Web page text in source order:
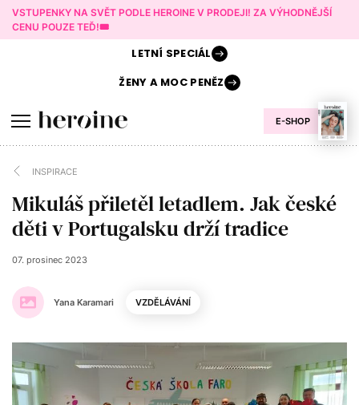
VSTUPENKY NA SVĚT PODLE HEROINE V PRODEJI! ZA VÝHODNĚJŠÍ
CENU POUZE TEĎ!🎟️
E-SHOP
LETNÍ SPECIÁL
ŽENY AMOC PENĚZ
INSPIRACE
Mikuláš přiletěl letadlem. Jak české
děti v Portugalsku drží tradice
Yana Karamari
07. prosinec 2023
VZDĚLÁVÁNÍ